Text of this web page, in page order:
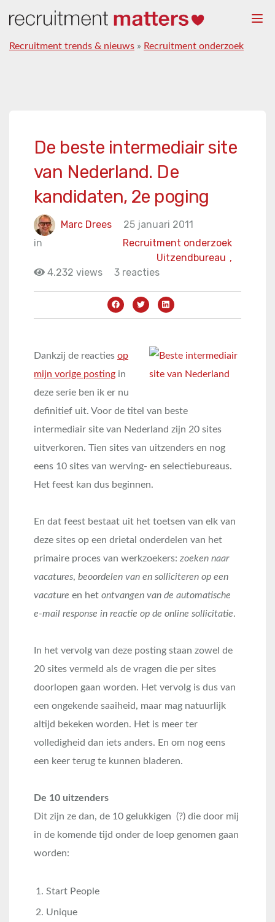
Recruitment trends & nieuws » Recruitment onderzoek
De beste intermediair site
van Nederland. De
kandidaten, 2e poging
Marc Drees
25 januari 2011
in
Recruitment onderzoek
Uitzendbureau ,
4.232 views
3 reacties
Dankzij de reacties op
mijn vorige posting in
deze serie ben ik er nu
definitief uit. Voor de titel van beste
intermediair site van Nederland zijn 20 sites
uitverkoren. Tien sites van uitzenders en nog
eens 10 sites van werving- en selectiebureaus.
Het feest kan dus beginnen.
En dat feest bestaat uit het toetsen van elk van
deze sites op een drietal onderdelen van het
primaire proces van werkzoekers: zoeken naar
vacatures, beoordelen van en solliciteren op een
vacature en het ontvangen van de automatische
e-mail response in reactie op de online sollicitatie.
In het vervolg van deze posting staan zowel de
20 sites vermeld als de vragen die per sites
doorlopen gaan worden. Het vervolg is dus van
een ongekende saaiheid, maar mag natuurlijk
altijd bekeken worden. Het is meer ter
volledigheid dan iets anders. En om nog eens
een keer terug te kunnen bladeren.
De 10 uitzenders
Dit zijn ze dan, de 10 gelukkigen (?) die door mij
in de komende tijd onder de loep genomen gaan
worden:
Start People
Unique